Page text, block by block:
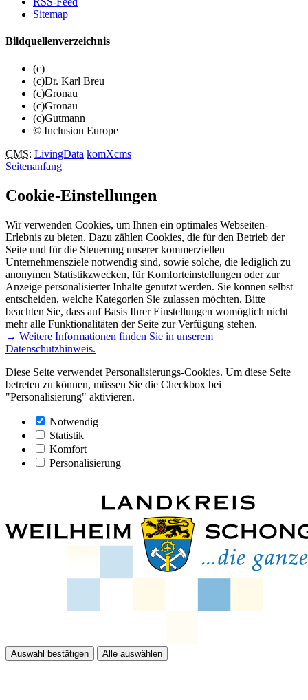
Sitemap
Bildquellenverzeichnis
(c)
(c)Dr. Karl Breu
(c)Gronau
(c)Gronau
(c)Gutmann
© Inclusion Europe
CMS: LivingData komXcms
Seitenanfang
Cookie-Einstellungen
Wir verwenden Cookies, um Ihnen ein optimales Webseiten-
Erlebnis zu bieten. Dazu zählen Cookies, die für den Betrieb der
Seite und für die Steuerung unserer kommerziellen
Unternehmensziele notwendig sind, sowie solche, die lediglich zu
anonymen Statistikzwecken, für Komforteinstellungen oder zur
Anzeige personalisierter Inhalte genutzt werden. Sie können selbst
entscheiden, welche Kategorien Sie zulassen möchten. Bitte
beachten Sie, dass auf Basis Ihrer Einstellungen womöglich nicht
mehr alle Funktionalitäten der Seite zur Verfügung stehen.
→ Weitere Informationen finden Sie in unserem
Datenschutzhinweis.
Diese Seite verwendet Personalisierungs-Cookies. Um diese Seite
betreten zu können, müssen Sie die Checkbox bei
"Personalisierung" aktivieren.
Notwendig
Statistik
Komfort
Personalisierung
Auswahl bestätigen Alle auswählen